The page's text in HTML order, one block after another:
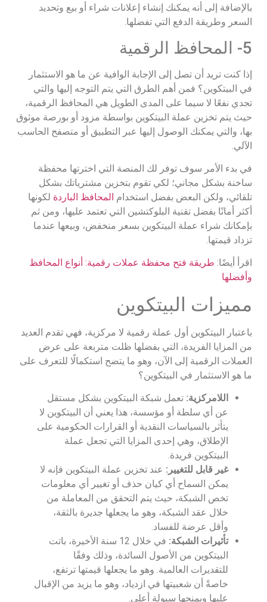
بالإضافة إلى أنه يمكنك إنشاء إعلانات شراء أو بيع وتحديد
السعر وطريقة الدفع التي تفضلها.
5- المحافظ الرقمية
إذا كنت تريد أن تصل إلى الإجابة الوافية عن ما هو الاستثمار
في البيتكوين؟ فمن أهم الطرق التي يتم التوجه إليها والتي
تجدي نفعًا لا سيما على المدى الطويل هي المحافظ الرقمية،
حيث يتم تخزين عملة البيتكوين بواسطة مزود أو بورصة موثوق
بها، والتي يمكنك الوصول إليها عبر التطبيق أو متصفح الحاسب
الآلي.
في بدء الأمر سوف توفر لك المنصة التي اخترتها محفظة
ساخنة بشكل مجاني؛ لكي تقوم بتخزين مشترياتك بشكل
تلقائي، ولكن البعض بفضل استخدام المحافظ الباردة لكونها
أكثر أمانًا بفضل تقنية البلوكتشين التي تعتمد عليها، ومن ثم
بإمكانك شراء عملة البيتكوين بسعر منخفض، وبيعها عندما
تزداد قيمتها.
اقرأ أيضًا: طريقة فتح محفظة عملات رقمية: أنواع المحافظ
وأفضلها
مميزات البيتكوين
باعتبار البيتكوين أول عملة رقمية لا مركزية، فهي تقدم العديد
من المزايا الفريدة، التي بفضلها ظلت متربعة على عرض
العملات الرقمية إلى الآن، وهو ما يتضح استكمالًا للتعرف على
ما هو الاستثمار في البيتكوين؟
اللامركزية: تعمل شبكة البيتكوين بشكل مستقل
عن أي سلطة أو مؤسسة، هذا يعني أن البيتكوين لا
يتأثر بالسياسات النقدية أو القرارات الحكومية على
الإطلاق، وهي إحدى المزايا التي تجعل عملة
البيتكوين فريدة.
غير قابل للتغيير: عند تخزين عملة البيتكوين فإنه لا
يمكن السماح أي كيان حذف أو تغيير أي معلومات
تخص الشبكة، حيث يتم التحقق من المعاملة من
خلال عقد الشبكة، وهو ما يجعلها جديرة بالثقة،
وأقل عرضة للفساد.
تأثيرات الشبكة:
في خلال 12 سنة الأخيرة، باتت
البيتكوين من الأصول السائدة، وذلك وفقًا
للتقديرات العالمية. وهو ما يجعلها قيمتها ترتفع،
خاصةً أن شعبيتها في ازدياد، وهو ما يزيد من الإقبال
عليها ويمنحها سيولة أعلى.